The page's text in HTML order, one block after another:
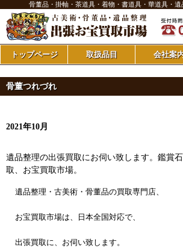
骨董品・掛軸・茶道具・着物・書道具・華道具・
トップページ 取扱品目 会社案
骨董つれづれ
2021年10月
遺品整理の出張買取にお伺い致します。鑑賞
取、お宝買取市場。
遺品整理・古美術・骨董品の買取専門店、
お宝買取市場は、日本全国対応で、
出張買取に、お伺い致します。